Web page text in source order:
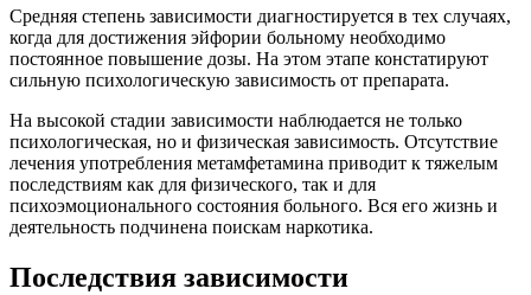
Средняя степень зависимости диагностируется в тех случаях,
когда для достижения эйфории больному необходимо
постоянное повышение дозы. На этом этапе констатируют
сильную психологическую зависимость от препарата.
На высокой стадии зависимости наблюдается не только
психологическая, но и физическая зависимость. Отсутствие
лечения употребления метамфетамина приводит к тяжелым
последствиям как для физического, так и для
психоэмоционального состояния больного. Вся его жизнь и
деятельность подчинена поискам наркотика.
Последствия зависимости